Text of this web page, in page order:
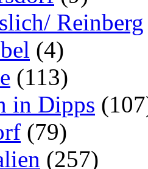
Reinberg
(4)
(113)
in Dipps
(79)
(257)